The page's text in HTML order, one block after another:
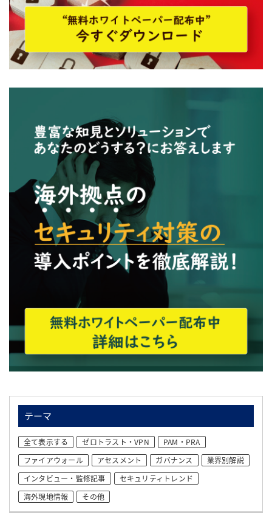
テーマ
全て表示する ゼロトラスト・VPN
PAM・PRA
ファイアウォール
アセスメント ガバナンス
業界別解説
インタビュー・監修記事
セキュリティトレンド
海外現地情報
その他